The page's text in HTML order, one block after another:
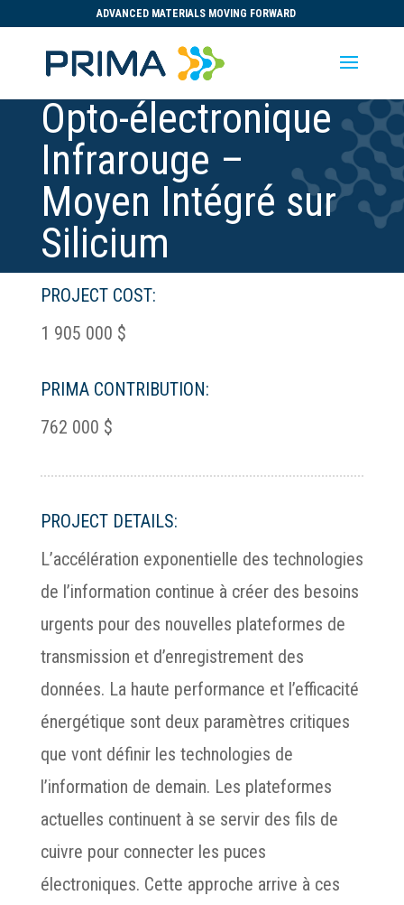
ADVANCED MATERIALS MOVING FORWARD
Opto-électronique
Infrarouge –
Moyen Intégré sur
Silicium
PROJECT COST:
1 905 000 $
PRIMA CONTRIBUTION:
762 000 $
PROJECT DETAILS:
L’accélération exponentielle des technologies
de l’information continue à créer des besoins
urgents pour des nouvelles plateformes de
transmission et d’enregistrement des
données. La haute performance et l’efficacité
énergétique sont deux paramètres critiques
que vont définir les technologies de
l’information de demain. Les plateformes
actuelles continuent à se servir des fils de
cuivre pour connecter les puces
électroniques. Cette approche arrive à ces